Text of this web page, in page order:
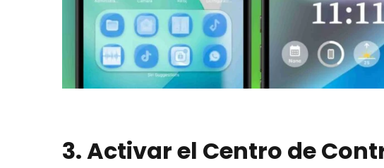
3. Activar el Centro de